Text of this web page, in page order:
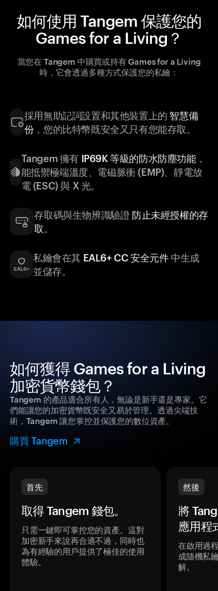
如何使用 Tangem 保護您的
Games for a Living？
當您在 Tangem 中購買或持有 Games for a Living
時，它會透過多種方式保護您的私鑰：
採用無助記詞設置和其他裝置上的 智慧備
份，您的比特幣既安全又只有您能存取。
Tangem 擁有 IP69K 等級的防水防塵功能，
能抵禦極端溫度、電磁脈衝 (EMP)、靜電放
電 (ESC) 與 X 光。
存取碼與生物辨識驗證 防止未經授權的存
取 。
私鑰會在其 EAL6+ CC 安全元件中生成
並儲存。
如何獲得 Games for a Living
加密貨幣錢包？
Tangem 的產品適合所有人，無論是新手還是專家。它
們能讓您的加密貨幣既安全又易於管理。透過尖端技
術，Tangem 讓您掌控並保護您的數位資產。
購買 Tangem
首先
取得 Tangem 錢包。
只需一鍵即可掌控您的資產。這對
加密新手來說再合適不過，同時也
為有經驗的用戶提供了極佳的使用
體驗。
然後
將
應用程
在啟用過
成隨機私
解。